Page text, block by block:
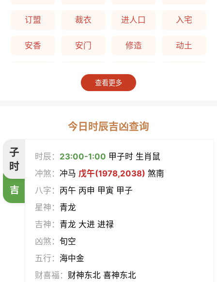
订盟 裁衣 进人口 入宅
安香 安门 修造 动土
平治道涂 造桥
造仓 修饰垣墙 造船
造畜稠 盖屋
经络 酝酿 造车器
查看更多
今日时辰吉凶查询
子
时
吉
时辰： 23:00-1:00 甲子时 生肖鼠
冲煞：冲马 戊午(1978,2038) 煞南
八字： 丙午 丙申 甲寅 甲子
星神： 青龙
吉神： 青龙 大进 进禄
凶煞：旬空
五行：海中金
财喜福： 财神东北 喜神东北